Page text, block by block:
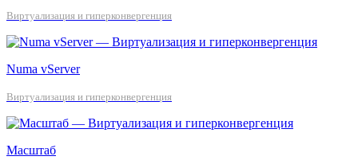
Виртуализация и гиперконвергенция
Numa vServer
Виртуализация и гиперконвергенция
Масштаб